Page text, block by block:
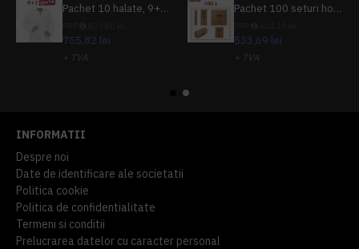
Pachet 10 halate, 9+1 gratuit
755,82 lei
+ TVA
Pachet 100 seturi hoteliere, set dentar, set barbierit, casca de dus, pila unghii, set cusut
533,69 lei
+ TVA
INFORMATII
Despre noi
Date de identificare ale societatii
Politica cookie
Politica de confidentialitate
Termeni si conditii
Prelucrarea datelor cu caracter personal